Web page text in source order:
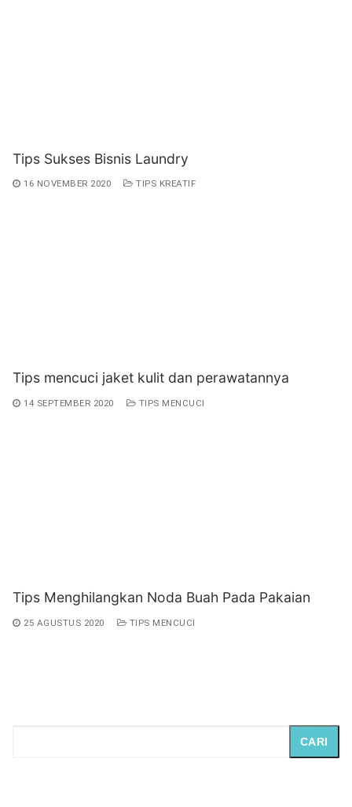
Tips Sukses Bisnis Laundry
16 NOVEMBER 2020 TIPS KREATIF
Tips mencuci jaket kulit dan perawatannya
14 SEPTEMBER 2020 TIPS MENCUCI
Tips Menghilangkan Noda Buah Pada Pakaian
25 AGUSTUS 2020 TIPS MENCUCI
CARI